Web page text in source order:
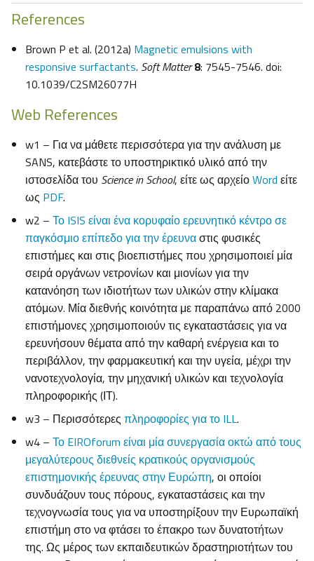
References
Brown P et al. (2012a) Magnetic emulsions with
responsive surfactants. Soft Matter 8: 7545-7546. doi:
10.1039/C2SM26077H
Web References
w1 – Για να μάθετε περισσότερα για την ανάλυση με
SANS, κατεβάστε το υποστηρικτικό υλικό από την
ιστοσελίδα του Science in School, είτε ως αρχείοWord είτε
ως PDF.
w2 – Το ISIS είναι ένα κορυφαίο ερευνητικό κέντρο σε
παγκόσμιο επίπεδο για την έρευναστις φυσικές
επιστήμες και στις βιοεπιστήμες που χρησιμοποιεί μία
σειρά οργάνων νετρονίων και μιονίων για την
κατανόηση των ιδιοτήτων των υλικών στην κλίμακα
ατόμων. Μία διεθνής κοινότητα με παραπάνω από 2000
επιστήμονες χρησιμοποιούν τις εγκαταστάσεις για να
ερευνήσουν θέματα από την καθαρή ενέργεια και το
περιβάλλον, την φαρμακευτική και την υγεία, μέχρι την
νανοτεχνολογία, την μηχανική υλικών και τεχνολογία
πληροφορικής (ΙΤ).
w3 – Περισσότερες πληροφορίες για το ILL.
w4 – Το EIROforum είναι μία συνεργασία οκτώ από τους
μεγαλύτερους διεθνείς κρατικούς οργανισμούς
επιστημονικής έρευνας στην Ευρώπη, οι οποίοι
συνδυάζουν τους πόρους, εγκαταστάσεις και την
τεχνογνωσία τους για να υποστηρίξουν την Ευρωπαϊκή
επιστήμη στο να φτάσει το έπακρο των δυνατοτήτων
της. Ως μέρος των εκπαιδευτικών δραστηριοτήτων του